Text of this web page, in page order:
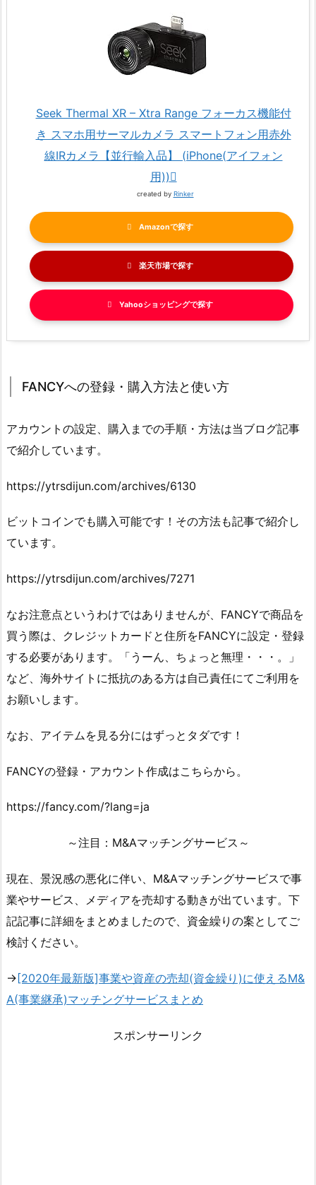
Seek Thermal XR – Xtra Range フォーカス機能付
き スマホ用サーマルカメラ スマートフォン用赤外
線IRカメラ【並行輸入品】 (iPhone(アイフォン
用))
created by Rinker
Amazon
楽天市場
Yahooショッピング
FANCYへの登録・購入方法と使い方
アカウントの設定、購入までの手順・方法は当ブログ記事
で紹介しています。
https://ytrsdijun.com/archives/6130
ビットコインでも購入可能です！その方法も記事で紹介し
ています。
https://ytrsdijun.com/archives/7271
なお注意点というわけではありませんが、FANCYで商品を
買う際は、クレジットカードと住所をFANCYに設定・登録
する必要があります。「うーん、ちょっと無理・・・。」
など、海外サイトに抵抗のある方は自己責任にてご利用を
お願いします。
なお、アイテムを見る分にはずっとタダです！
FANCYの登録・アカウント作成はこちらから。
https://fancy.com/?lang=ja
～注目：M&Aマッチングサービス～
現在、景況感の悪化に伴い、M&Aマッチングサービスで事
業やサービス、メディアを売却する動きが出ています。下
記記事に詳細をまとめましたので、資金繰りの案としてご
検討ください。
→[2020年最新版]事業や資産の売却(資金繰り)に使えるM&
A(事業継承)マッチングサービスまとめ
スポンサーリンク